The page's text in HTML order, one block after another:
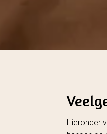
Hieronder